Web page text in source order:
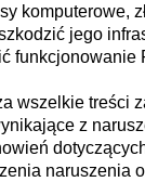
komputerowe,
jego
wszelkie treści
z